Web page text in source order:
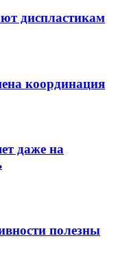
диспластикам
координация
даже на
полезны